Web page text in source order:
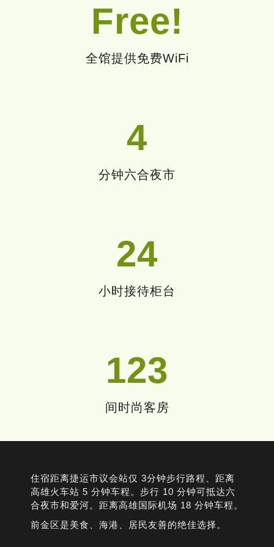
Free!
全馆提供免费WiFi
4
分钟六合夜市
24
小时接待柜台
123
间时尚客房
住宿距离捷运市议会站仅 3分钟步行路程、距离
高雄火车站 5 分钟车程。步行 10 分钟可抵达六
合夜市和爱河。距离高雄国际机场 18 分钟车程。
前金区是美食、海港、居民友善的绝佳选择。